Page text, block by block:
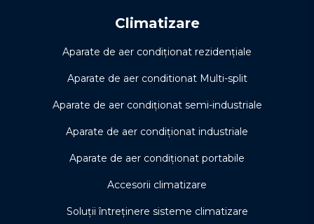
Climatizare
Aparate de aer condiționat rezidențiale
Aparate de aer conditionat Multi-split
Aparate de aer condiționat semi-industriale
Aparate de aer condiționat industriale
Aparate de aer condiționat portabile
Accesorii climatizare
Soluţii întreţinere sisteme climatizare